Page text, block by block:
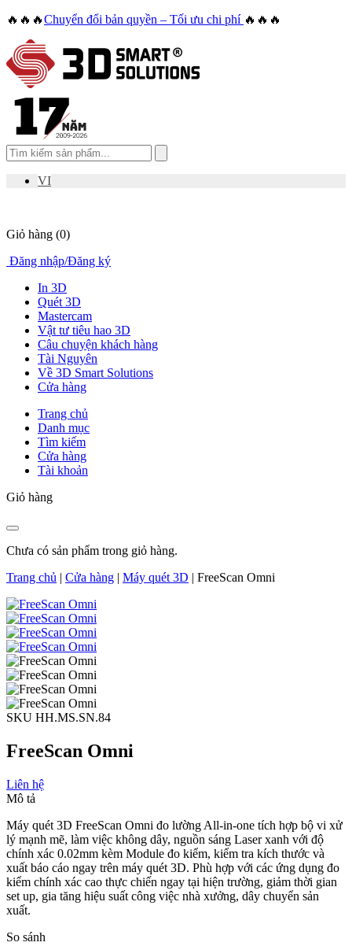
🔥🔥🔥Chuyển đổi bản quyền – Tối ưu chi phí 🔥🔥🔥
VI
Giỏ hàng (0)
Đăng nhập/Đăng ký
In 3D
Quét 3D
Mastercam
Vật tư tiêu hao 3D
Câu chuyện khách hàng
Tài Nguyên
Về 3D Smart Solutions
Cửa hàng
Trang chủ
Danh mục
Tìm kiếm
Cửa hàng
Tài khoản
Giỏ hàng
Chưa có sản phẩm trong giỏ hàng.
Trang chủ | Cửa hàng | Máy quét 3D | FreeScan Omni
SKU HH.MS.SN.84
FreeScan Omni
Liên hệ
Mô tả
Máy quét 3D FreeScan Omni đo lường All-in-one tích hợp bộ vi xử
lý mạnh mẽ, làm việc không dây, nguồn sáng Laser xanh với độ
chính xác 0.02mm kèm Module đo kiểm, kiểm tra kích thước và
xuất báo cáo ngay trên máy quét 3D. Phù hợp với các ứng dụng đo
kiểm chính xác cao thực chiến ngay tại hiện trường, giảm thời gian
set up, gia tăng hiệu suất công việc nhà xưởng, dây chuyển sản
xuất.
So sánh